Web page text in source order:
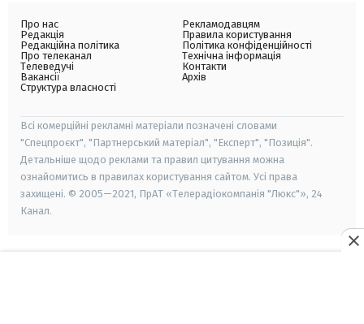
Про нас
Редакція
Редакційна політика
Про телеканал
Телеведучі
Вакансії
Структура власності
Рекламодавцям
Правила користування
Політика конфіденційності
Технічна інформація
Контакти
Архів
Всі комерційні рекламні матеріали позначені словами
"Спецпроєкт", "Партнерський матеріал", "Експерт", "Позиція".
Детальніше щодо реклами та правил цитування можна
ознайомитись в правилах користування сайтом. Усі права
захищені. © 2005—2021, ПрАТ «Телерадіокомпанія "Люкс"», 24
Канал.